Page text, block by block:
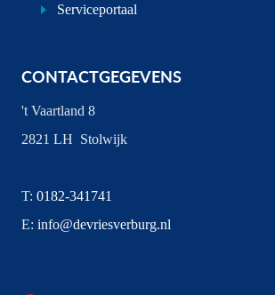
Serviceportaal
CONTACTGEGEVENS
't Vaartland 8
2821 LH Stolwijk
T: 0182-341741
E: info@devriesverburg.nl